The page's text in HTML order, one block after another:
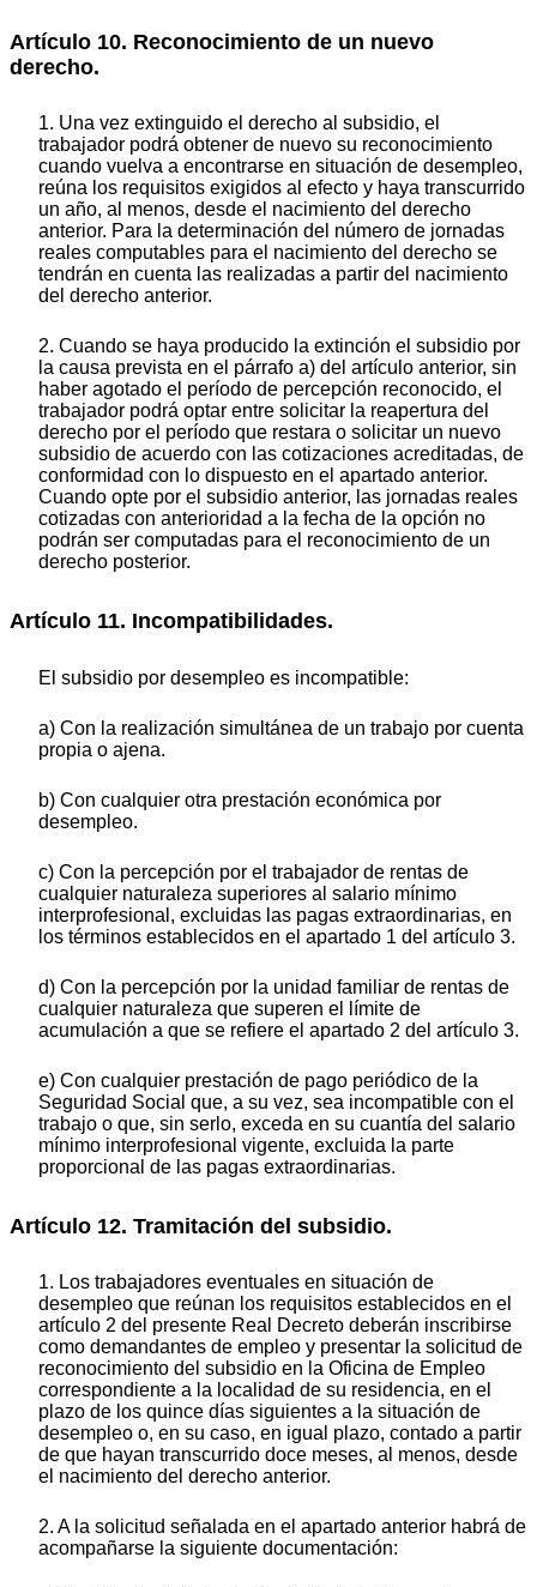
Artículo 10. Reconocimiento de un nuevo
derecho.
1. Una vez extinguido el derecho al subsidio, el
trabajador podrá obtener de nuevo su reconocimiento
cuando vuelva a encontrarse en situación de desempleo,
reúna los requisitos exigidos al efecto y haya transcurrido
un año, al menos, desde el nacimiento del derecho
anterior. Para la determinación del número de jornadas
reales computables para el nacimiento del derecho se
tendrán en cuenta las realizadas a partir del nacimiento
del derecho anterior.
2. Cuando se haya producido la extinción el subsidio por
la causa prevista en el párrafo a) del artículo anterior, sin
haber agotado el período de percepción reconocido, el
trabajador podrá optar entre solicitar la reapertura del
derecho por el período que restara o solicitar un nuevo
subsidio de acuerdo con las cotizaciones acreditadas, de
conformidad con lo dispuesto en el apartado anterior.
Cuando opte por el subsidio anterior, las jornadas reales
cotizadas con anterioridad a la fecha de la opción no
podrán ser computadas para el reconocimiento de un
derecho posterior.
Artículo 11. Incompatibilidades.
El subsidio por desempleo es incompatible:
a) Con la realización simultánea de un trabajo por cuenta
propia o ajena.
b) Con cualquier otra prestación económica por
desempleo.
c) Con la percepción por el trabajador de rentas de
cualquier naturaleza superiores al salario mínimo
interprofesional, excluidas las pagas extraordinarias, en
los términos establecidos en el apartado 1 del artículo 3.
d) Con la percepción por la unidad familiar de rentas de
cualquier naturaleza que superen el límite de
acumulación a que se refiere el apartado 2 del artículo 3.
e) Con cualquier prestación de pago periódico de la
Seguridad Social que, a su vez, sea incompatible con el
trabajo o que, sin serlo, exceda en su cuantía del salario
mínimo interprofesional vigente, excluida la parte
proporcional de las pagas extraordinarias.
Artículo 12. Tramitación del subsidio.
1. Los trabajadores eventuales en situación de
desempleo que reúnan los requisitos establecidos en el
artículo 2 del presente Real Decreto deberán inscribirse
como demandantes de empleo y presentar la solicitud de
reconocimiento del subsidio en la Oficina de Empleo
correspondiente a la localidad de su residencia, en el
plazo de los quince días siguientes a la situación de
desempleo o, en su caso, en igual plazo, contado a partir
de que hayan transcurrido doce meses, al menos, desde
el nacimiento del derecho anterior.
2. A la solicitud señalada en el apartado anterior habrá de
acompañarse la siguiente documentación: